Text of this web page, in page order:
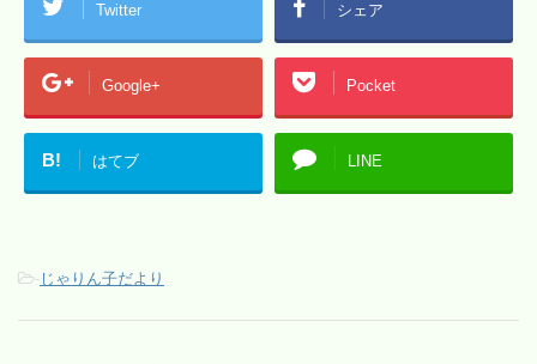
Twitter シェア
Google+ Pocket
B! はてブ LINE
- じゃりん子だより